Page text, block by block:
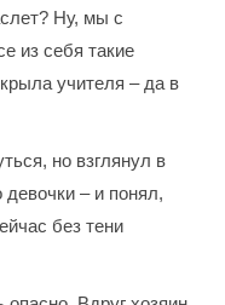
Ну, мы с
из себя такие
учителя – да в
но взглянул в
девочки – и понял,
без тени